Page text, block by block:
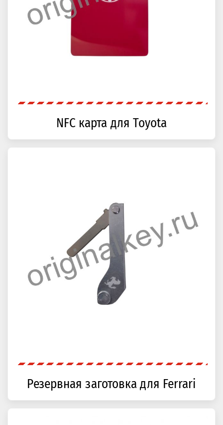
NFC карта для Toyota
Резервная заготовка для Ferrari